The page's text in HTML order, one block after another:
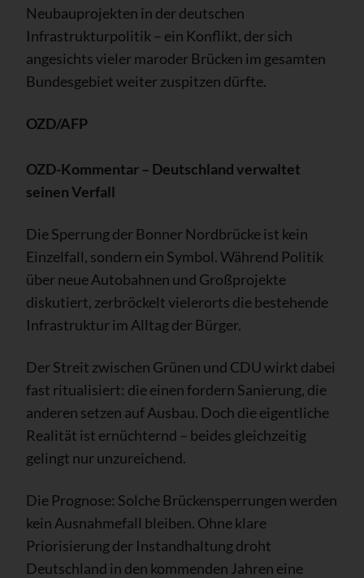
Neubauprojekten in der deutschen
Infrastrukturpolitik – ein Konflikt, der sich
angesichts vieler maroder Brücken im gesamten
Bundesgebiet weiter zuspitzen dürfte.
OZD/AFP
OZD-Kommentar – Deutschland verwaltet
seinen Verfall
Die Sperrung der Bonner Nordbrücke ist kein
Einzelfall, sondern ein Symbol. Während Politik
über neue Autobahnen und Großprojekte
diskutiert, zerbröckelt vielerorts die bestehende
Infrastruktur im Alltag der Bürger.
Der Streit zwischen Grünen und CDU wirkt dabei
fast ritualisiert: die einen fordern Sanierung, die
anderen setzen auf Ausbau. Doch die eigentliche
Realität ist ernüchternd – beides gleichzeitig
gelingt nur unzureichend.
Die Prognose: Solche Brückensperrungen werden
kein Ausnahmefall bleiben. Ohne klare
Priorisierung der Instandhaltung droht
Deutschland in den kommenden Jahren eine